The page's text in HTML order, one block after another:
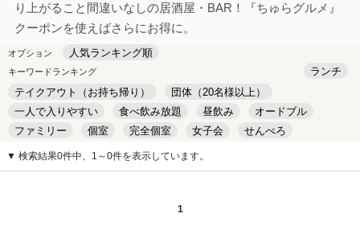
り上がること間違いなしの居酒屋・BAR！『ちゅらグルメ』
クーポンを使えばさらにお得に。
オプション 人気ランキング順
キーワードランキング
ランチ
テイクアウト（お持ち帰り）
団体（20名様以上）
一人で入りやすい
食べ飲み放題 昼飲み
オードブル
ファミリー
個室 完全個室 女子会
せんべろ
キッズルーム
安い デート
▼ 検索結果0件中、1～0件を表示しています。
1